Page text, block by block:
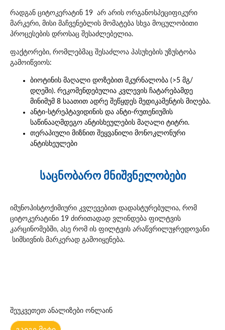
რადგან ციტოკერატინ 19 არ არის ორგანოსპეციფიკური
მარკერი, მისი მაჩვენებლის მომატება სხვა მოცულობითი
პროცესების დროსაც შესაძლებელია.
ფაქტორები, რომლებმაც შესაძლოა პასუხების უზუსტობა
გამოიწვიოს:
ბიოტინის მაღალი დოზებით მკურნალობა (>5 მგ/
დღეში). რეკომენდებულია კვლევის ჩატარებამდე
მინიმუმ 8 საათით ადრე შეწყდეს მედიკამენტის მიღება.
ანტი-სტრეპტავიდინის და ანტი-რუთენიუმის
საწინააღმდეგო ანტისხეულების მაღალი ტიტრი.
თერაპიული მიზნით შეყვანილი მონოკლონური
ანტისხეულები
საცნობარო მნიშვნელობები
იმუნოჰისტოქიმიური კვლევებით დადასტურებულია, რომ
ციტოკერატინი 19 ძირითადად ვლინდება ფილტვის
კარცინომებში, ასე რომ ის ფილტვის არაწვრილუჯრედოვანი
სიმსივნის მარკერად გამოიყენება.
შეუკვეთეთ ანალიზები ონლაინ